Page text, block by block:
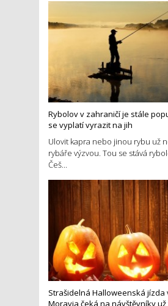
Rybolov v zahraničí je stále
se vyplatí vyrazit na jih
Ulovit kapra nebo jinou rybu už
rybáře výzvou. Tou se stává
Češ...
Strašidelná Halloweenská jízda
Moravia čeká na návštěvníky